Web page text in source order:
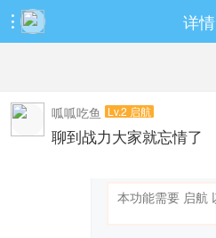
 详情
呱呱吃鱼 Lv.2 启航
聊到战力大家就忘情了